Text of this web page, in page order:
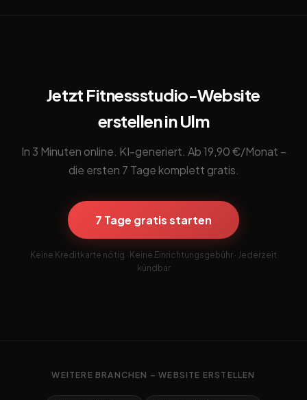
Jetzt Fitnessstudio-Website
erstellen in Ulm
In 3 Minuten online. KI-generiert. Ab 19,90 €/Monat –
die ersten 7 Tage komplett gratis.
7 Tage gratis starten
Keine Kreditkarte nötig · Keine Einrichtungsgebühr · Jederzeit
kündbar
WEITERE BRANCHEN – WEBSITE ERSTELLEN